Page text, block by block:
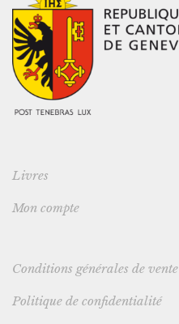
Livres
Mon compte
Conditions générales de vente
Politique de confidentialité